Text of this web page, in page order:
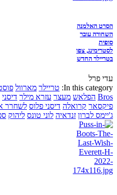
הסרט האלמנה
השחורה עובר
סופית
לסטרימינג, צפו
בטריילר החדש
עדי פרל
In this category: טריילר מארוול
Bros הפלאש מעצר עזרא מילר דיסני
פיקסאר קרואלה דיסני פלוס לשחרר
ג'יימס לברון זנדאיה לוני טונס ליהוק